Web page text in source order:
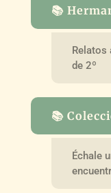
📚
Relatos
de 2º
📚
Échale